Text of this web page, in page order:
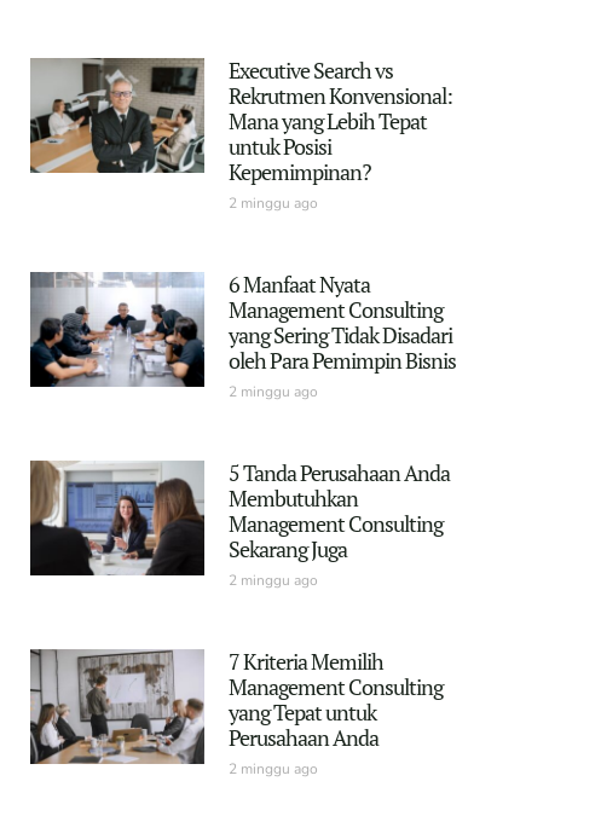
Executive Search vs
Rekrutmen Konvensional:
Mana yang Lebih Tepat
untuk Posisi
Kepemimpinan?
2 minggu ago
6 Manfaat Nyata
Management Consulting
yang Sering Tidak Disadari
oleh Para Pemimpin Bisnis
2 minggu ago
5 Tanda Perusahaan Anda
Membutuhkan
Management Consulting
Sekarang Juga
2 minggu ago
7 Kriteria Memilih
Management Consulting
yang Tepat untuk
Perusahaan Anda
2 minggu ago